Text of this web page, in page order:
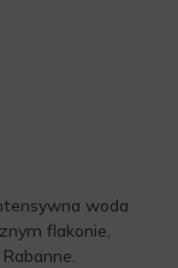
woda
flakonie,